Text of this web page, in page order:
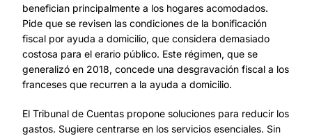
benefician principalmente a los hogares acomodados.
Pide que se revisen las condiciones de la bonificación
fiscal por ayuda a domicilio, que considera demasiado
costosa para el erario público. Este régimen, que se
generalizó en 2018, concede una desgravación fiscal a los
franceses que recurren a la ayuda a domicilio.
El Tribunal de Cuentas propone soluciones para reducir los
gastos. Sugiere centrarse en los servicios esenciales. Sin